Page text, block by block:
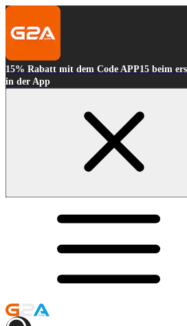
15% Rabatt mit dem Code APP15 beim
in der App